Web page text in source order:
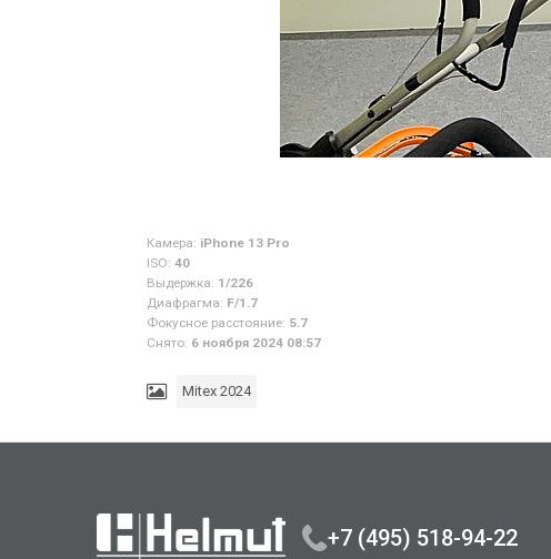
Камера: iPhone 13 Pro
ISO: 40
Выдержка: 1/226
Диафрагма: F/1.7
Фокусное расстояние: 5.7
Снято: 6 ноября 2024 08:57
Mitex 2024
+7 (495) 518-94-22